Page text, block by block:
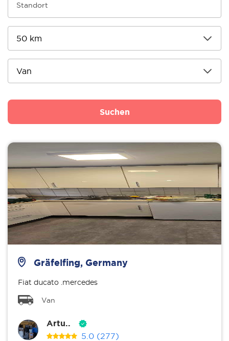
Suchen
Gräfelfing, Germany
Fiat ducato .mercedes
Van
Artu..
5.0 (277)